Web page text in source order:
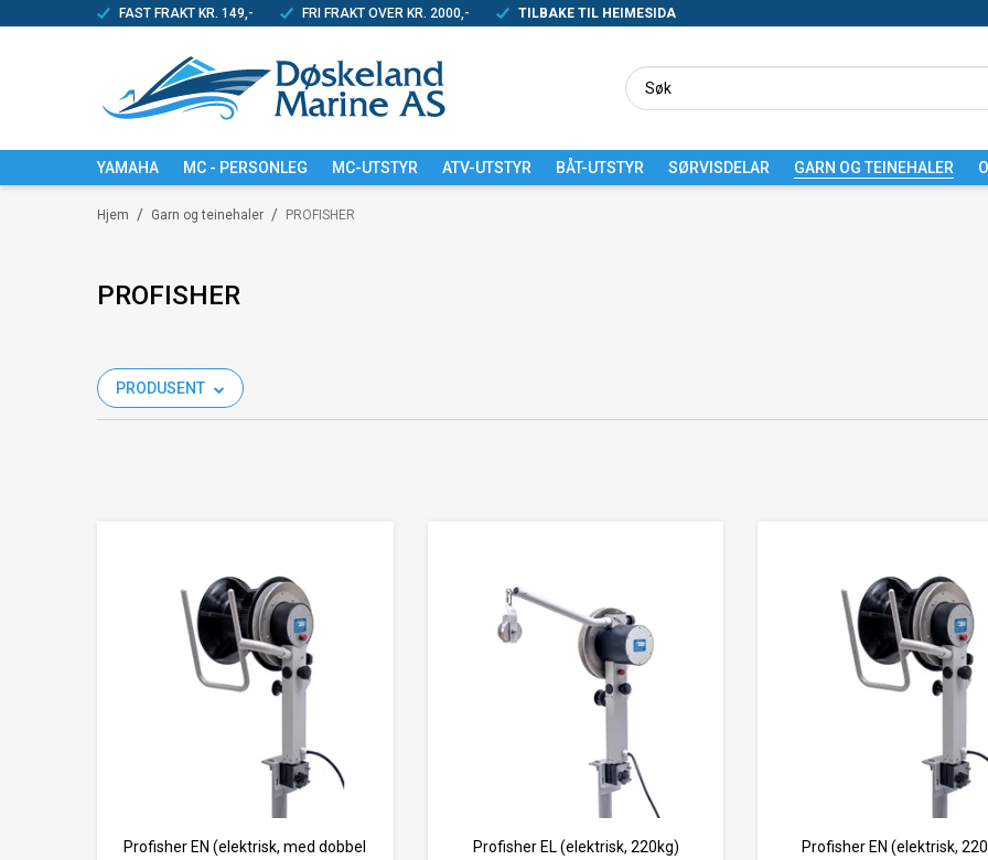
FAST FRAKT KR. 149,- FRI FRAKT OVER KR. 2000,- TILBAKE TIL HEIMESIDA
YAMAHA MC - PERSONLEG MC-UTSTYR ATV-UTSTYR BÅT-UTSTYR SØRVISDELAR GARN OG TEINEHALER
/
Hjem /
Garn og teinehaler PROFISHER
PROFISHER
PRODUSENT
Profisher EN (elektrisk, med dobbel
Profisher EL (elektrisk, 220kg) Profisher EN (elektrisk,